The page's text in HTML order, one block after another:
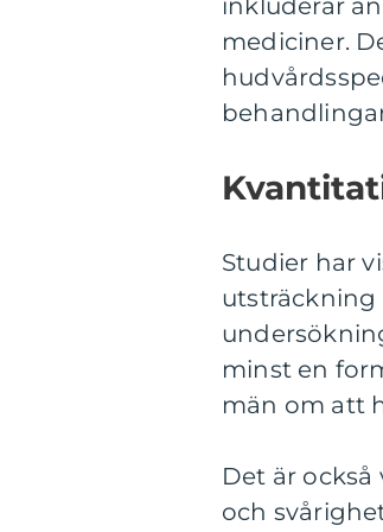
inkluderar
mediciner.
Studier har
utsträckning
minst en
män om att
Det är
och